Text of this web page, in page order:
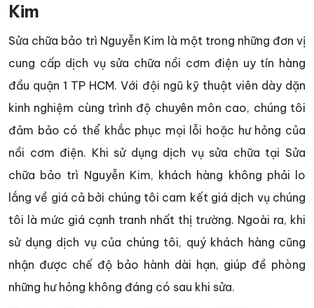
Kim
Sửa chữa bảo trì Nguyễn Kim là một trong những đơn vị
cung cấp dịch vụ sửa chữa nồi cơm điện uy tín hàng
đầu quận 1 TP HCM. Với đội ngũ kỹ thuật viên dày dặn
kinh nghiệm cùng trình độ chuyên môn cao, chúng tôi
đảm bảo có thể khắc phục mọi lỗi hoặc hư hỏng của
nồi cơm điện. Khi sử dụng dịch vụ sửa chữa tại Sửa
chữa bảo trì Nguyễn Kim, khách hàng không phải lo
lắng về giá cả bởi chúng tôi cam kết giá dịch vụ chúng
tôi là mức giá cạnh tranh nhất thị trường. Ngoài ra, khi
sử dụng dịch vụ của chúng tôi, quý khách hàng cũng
nhận được chế độ bảo hành dài hạn, giúp đề phòng
những hư hỏng không đáng có sau khi sửa.